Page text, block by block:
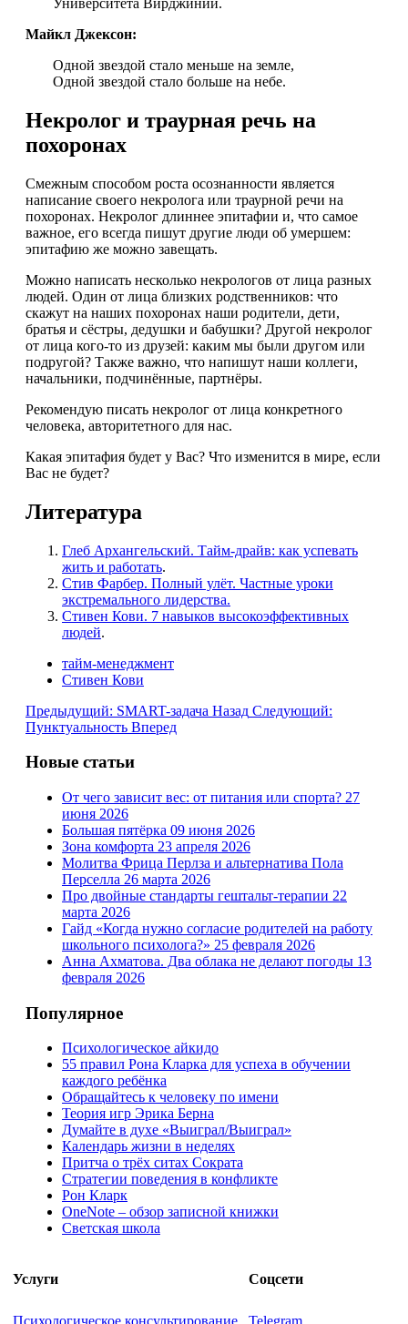
Университета Вирджинии.
Майкл Джексон:
Одной звездой стало меньше на земле,
Одной звездой стало больше на небе.
Некролог и траурная речь на
похоронах
Смежным способом роста осознанности является
написание своего некролога или траурной речи на
похоронах. Некролог длиннее эпитафии и, что самое
важное, его всегда пишут другие люди об умершем:
эпитафию же можно завещать.
Можно написать несколько некрологов от лица разных
людей. Один от лица близких родственников: что
скажут на наших похоронах наши родители, дети,
братья и сёстры, дедушки и бабушки? Другой некролог
от лица кого-то из друзей: каким мы были другом или
подругой? Также важно, что напишут наши коллеги,
начальники, подчинённые, партнёры.
Рекомендую писать некролог от лица конкретного
человека, авторитетного для нас.
Какая эпитафия будет у Вас? Что изменится в мире, если
Вас не будет?
Литература
Глеб Архангельский. Тайм-драйв: как успевать
жить и работать.
Стив Фарбер. Полный улёт. Частные уроки
экстремального лидерства.
Стивен Кови. 7 навыков высокоэффективных
людей.
тайм-менеджмент
Стивен Кови
Предыдущий: SMART-задача Назад Следующий:
Пунктуальность Вперед
Новые статьи
От чего зависит вес: от питания или спорта? 27
июня 2026
Большая пятёрка 09 июня 2026
Зона комфорта 23 апреля 2026
Молитва Фрица Перлза и альтернатива Пола
Перселла 26 марта 2026
Про двойные стандарты гештальт-терапии 22
марта 2026
Гайд «Когда нужно согласие родителей на работу
школьного психолога?» 25 февраля 2026
Анна Ахматова. Два облака не делают погоды 13
февраля 2026
Популярное
Психологическое айкидо
55 правил Рона Кларка для успеха в обучении
каждого ребёнка
Обращайтесь к человеку по имени
Теория игр Эрика Берна
Думайте в духе «Выиграл/Выиграл»
Календарь жизни в неделях
Притча о трёх ситах Сократа
Стратегии поведения в конфликте
Рон Кларк
OneNote – обзор записной книжки
Светская школа
Услуги Соцсети